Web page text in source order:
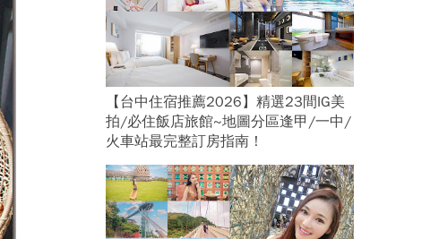
【台中住宿推薦2026】精選23間IG美
拍/必住飯店旅館~地圖分區逢甲/一中/
火車站最完整訂房指南！